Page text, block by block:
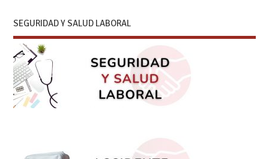
SEGURIDAD Y SALUD LABORAL